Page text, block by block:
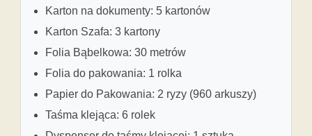
Karton na dokumenty: 5 kartonów
Karton Szafa: 3 kartony
Folia Bąbelkowa: 30 metrów
Folia do pakowania: 1 rolka
Papier do Pakowania: 2 ryzy (960 arkuszy)
Taśma klejąca: 6 rolek